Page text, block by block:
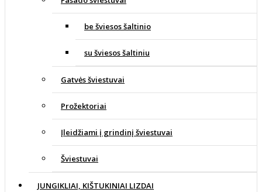
be šviesos šaltinio
su šviesos šaltiniu
Gatvės šviestuvai
Prožektoriai
Įleidžiami į grindinį šviestuvai
Šviestuvai
JUNGIKLIAI, KIŠTUKINIAI LIZDAI